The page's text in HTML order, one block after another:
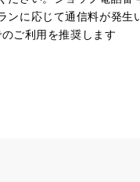
ンに応じて通信料が発
ご利用を推奨します